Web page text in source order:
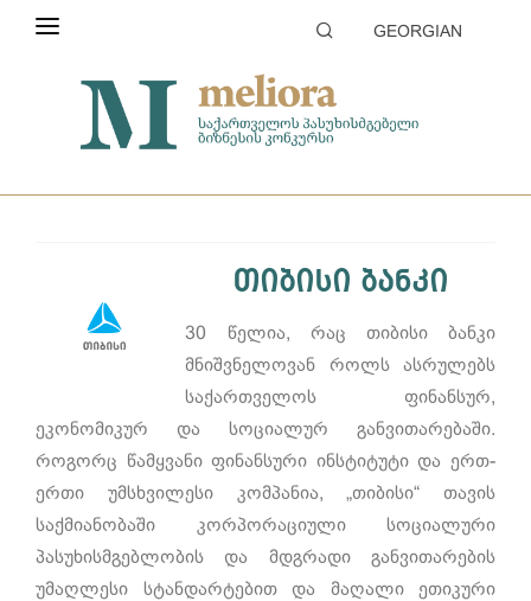
GEORGIAN
ᲙᲝᲜᲙᲣᲠᲡᲘᲡ ᲨᲔᲡᲐᲮᲔᲑ
ᲒᲐᲜᲐᲪᲮᲐᲓᲘᲡ ᲨᲔᲛᲝᲢᲐᲜᲐ
ᲨᲔᲤᲐᲡᲔᲑᲐ
ᲞᲐᲠᲢᲜᲘᲝᲠᲔᲑᲘ ᲓᲐ ᲡᲞᲝᲜᲡᲝᲠᲔᲑᲘ
მთავარი
თიბისი ბანკი
30 წელია, რაც თიბისი ბანკი
მნიშვნელოვან როლს ასრულებს
საქართველოს ფინანსურ,
ეკონომიკურ და სოციალურ განვითარებაში.
როგორც წამყვანი ფინანსური ინსტიტუტი და ერთ-
ერთი უმსხვილესი კომპანია, „თიბისი“ თავის
საქმიანობაში კორპორაციული სოციალური
პასუხისმგებლობის და მდგრადი განვითარების
უმაღლესი სტანდარტებით და მაღალი ეთიკური